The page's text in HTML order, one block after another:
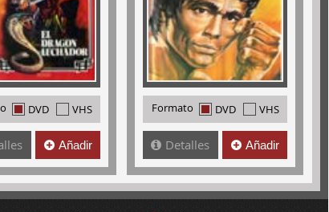
DVD VHS
Añadir
Formato DVD VHS
Detalles Añadir